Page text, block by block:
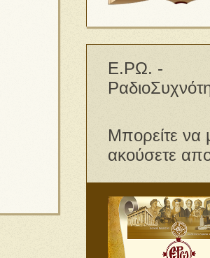
Ε.ΡΩ. -
Μπορείτε να
ακούσετε